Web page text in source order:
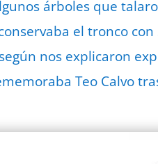
árboles que
el tronco con
nos explicaron
Teo Calvo